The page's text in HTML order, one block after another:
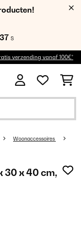
35 S
verzending vanaf 100€*
Woonaccessoires
30 x 40 cm,